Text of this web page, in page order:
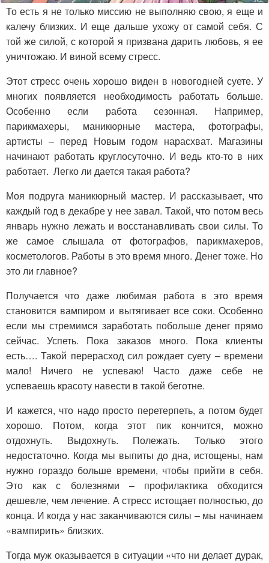
То есть я не только миссию не выполняю свою, я еще и
калечу близких. И еще дальше ухожу от самой себя. С
той же силой, с которой я призвана дарить любовь, я ее
уничтожаю. И виной всему стресс.
Этот стресс очень хорошо виден в новогодней суете. У
многих появляется необходимость работать больше.
Особенно если работа сезонная. Например,
парикмахеры, маникюрные мастера, фотографы,
артисты – перед Новым годом нарасхват. Магазины
начинают работать круглосуточно. И ведь кто-то в них
работает. Легко ли дается такая работа?
Моя подруга маникюрный мастер. И рассказывает, что
каждый год в декабре у нее завал. Такой, что потом весь
январь нужно лежать и восстанавливать свои силы. То
же самое слышала от фотографов, парикмахеров,
косметологов. Работы в это время много. Денег тоже. Но
это ли главное?
Получается что даже любимая работа в это время
становится вампиром и вытягивает все соки. Особенно
если мы стремимся заработать побольше денег прямо
сейчас. Успеть. Пока заказов много. Пока клиенты
есть…. Такой перерасход сил рождает суету – времени
мало! Ничего не успеваю! Часто даже себе не
успеваешь красоту навести в такой беготне.
И кажется, что надо просто перетерпеть, а потом будет
хорошо. Потом, когда этот пик кончится, можно
отдохнуть. Выдохнуть. Полежать. Только этого
недостаточно. Когда мы выпиты до дна, истощены, нам
нужно гораздо больше времени, чтобы прийти в себя.
Это как с болезнями – профилактика обходится
дешевле, чем лечение. А стресс истощает полностью, до
конца. И когда у нас заканчиваются силы – мы начинаем
«вампирить» близких.
Тогда муж оказывается в ситуации «что ни делает дурак,